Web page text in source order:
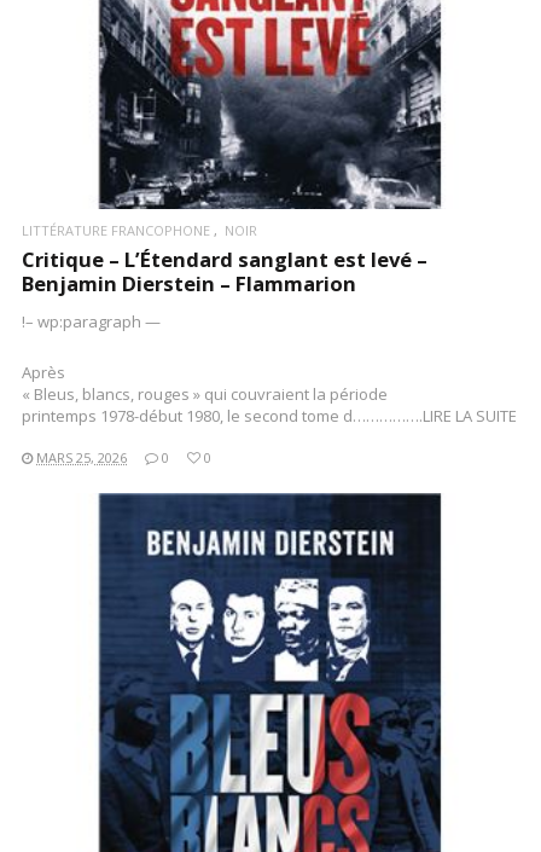
LITTÉRATURE FRANCOPHONE NOIR
Critique – L’Étendard sanglant est levé –
Benjamin Dierstein – Flammarion
!– wp:paragraph —
Après
« Bleus, blancs, rouges » qui couvraient la période
printemps 1978-début 1980, le second tome d…………….LIRE LA SUITE
MARS 25, 2026 0 0
LIRE LA SUITE